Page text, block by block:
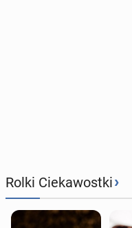
Rolki Ciekawostki›